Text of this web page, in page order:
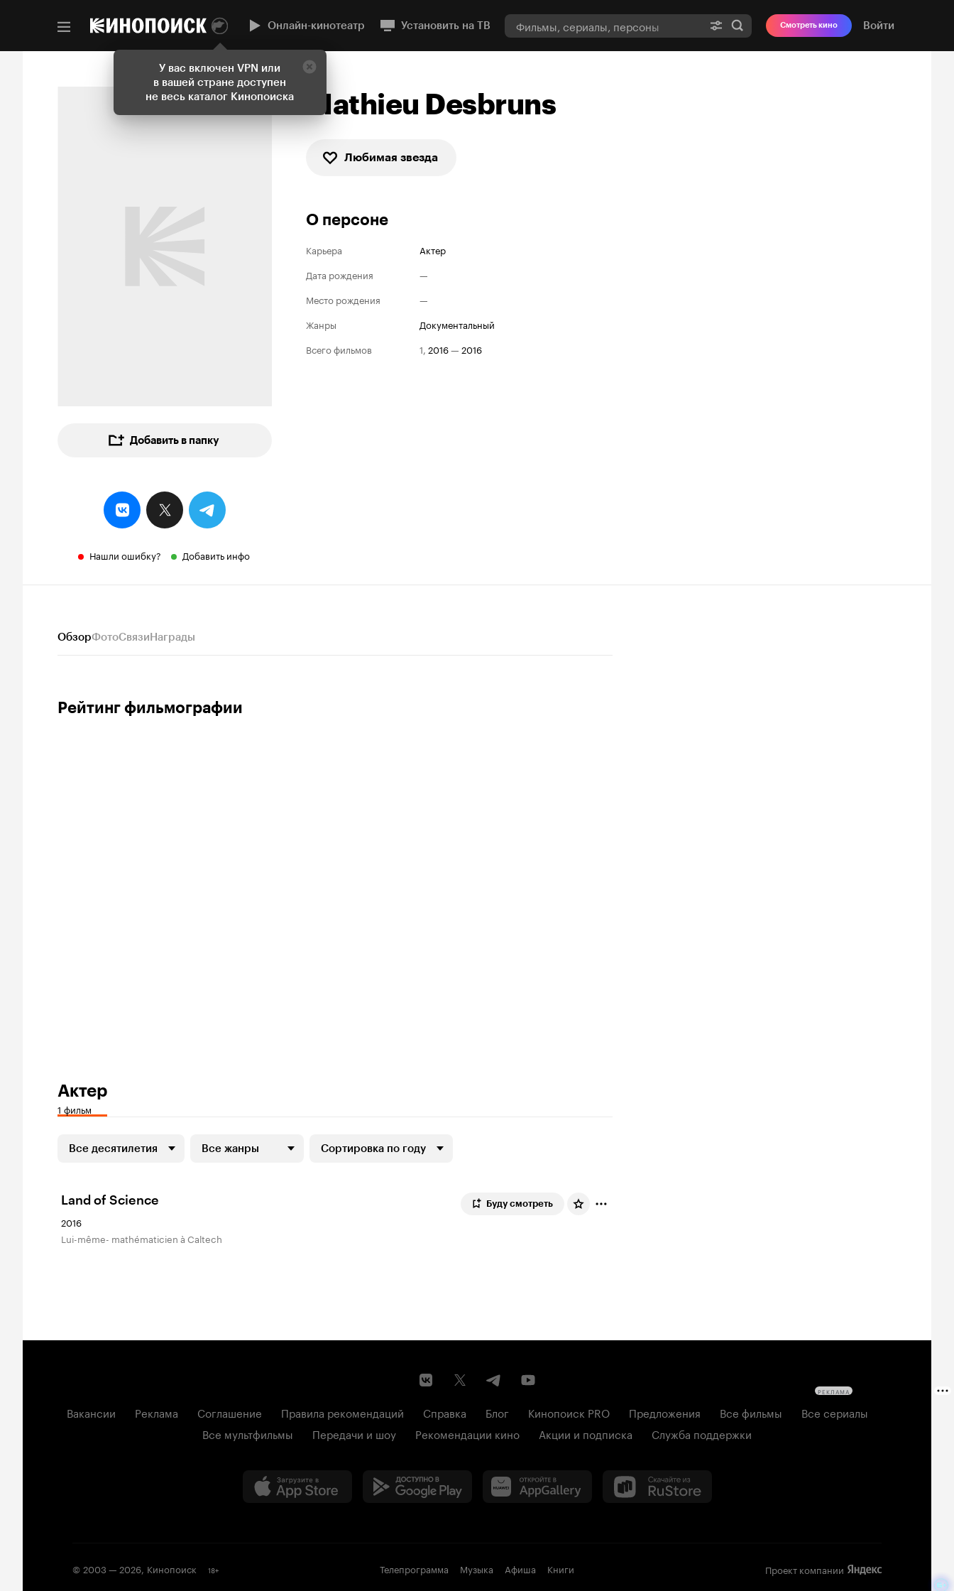
У вас включен VPN или
в вашей стране доступен
не весь каталог Кинопоиска
Онлайн-кинотеатр Установить на ТВ Смотреть кино Войти
Добавить в папку
Нашли ошибку? Добавить инфо
Mathieu Desbruns
Любимая звезда
О персоне
Карьера
Актер
Дата рождения
—
Место рождения
—
Жанры
документальный
Всего фильмов
1, 2016— 2016
ОбзорФотоСвязиНаграды
Рейтинг фильмографии
Актер
1 фильм
Все десятилетия Все жанры Сортировка по году
Land of Science
2016
Lui-même- mathématicien à Caltech
Буду смотреть
Вакансии Реклама Соглашение Правила рекомендаций Справка Блог Кинопоиск PRO Предложения Все фильмы
Все сериалы
Все мультфильмы
Передачи и шоу Рекомендации кино Акции и подписка Служба поддержки
© 2003 —2026, Кинопоиск 18+ Телепрограмма Музыка Афиша Книги Проект компании
РЕКЛАМА